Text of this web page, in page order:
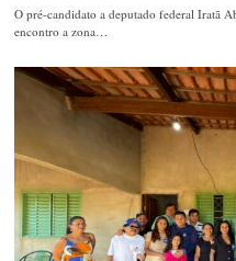
O pré-candidato a deputado federal Iratã
encontro a zona…